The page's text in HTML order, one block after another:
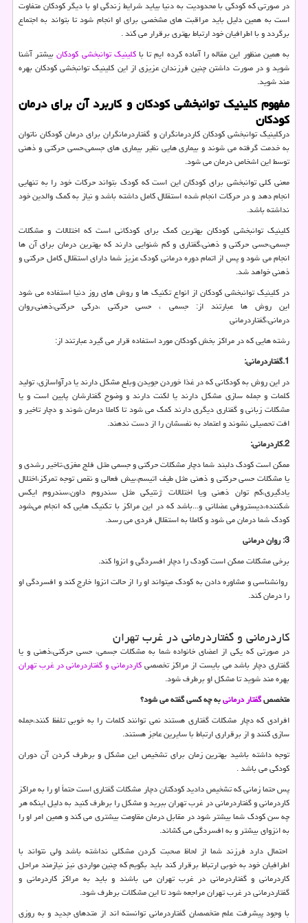
در صورتی که کودکی با محدودیت به دنیا بیاید شرایط زندگی او با دیگر کودکان متفاوت
است به همین دلیل باید مراقبت های مشخصی برای او انجام شود تا بتواند به اجتماع
برگردد و با اطرافیان خود ارتباط بهتری برقرار می کند .
به همین منظور این مقاله را آماده کرده ایم تا باکلینیک توانبخشی کودکانبیشتر آشنا
شوید و در صورت داشتن چنین فرزندان عزیزی از این کلینیک توانبخشی کودکان بهره
مند شوید.
مفهوم کلینیک توانبخشی کودکان و کاربرد آن برای درمان
کودکان
درکلینیک توانبخشی کودکان کاردرمانگران و گفتاردرمانگران برای درمان کودکان ناتوان
به خدمت گرفته می شوند و بیماری هایی نظیر بیماری های جسمی،حسی حرکتی و ذهنی
توسط این اشخاص درمان می شود.
معنی کلی توانبخشی برای کودکان این است که کودک بتواند حرکات خود را به تنهایی
انجام دهد و در حرکات انجام شده استقلال کامل داشته باشد و نیاز به کمک والدین خود
نداشته باشد.
کلینیک توانبخشی کودکان بهترین کمک برای کودکانی است که اختلالات و مشکلات
جسمی،حسی حرکتی و ذهنی،گفتاری و کم شنوایی دارند که بهترین درمان برای آن ها
انجام می شود و پس از اتمام دوره درمانی کودک عزیز شما دارای استقلال کامل حرکتی و
ذهنی خواهد شد.
در کلینیک توانبخشی کودکان از انواع تکنیک ها و روش های روز دنیا استفاده می شود
این روش ها عبارتند از: جسمی ، حسی حرکتی ،درکی حرکتی،ذهنی،روان
درمانی،گفتاردرمانی
رشته هایی که در مراکز بخش کودکان مورد استفاده قرار می گیرد عبارتند از:
1.گفتاردرمانی:
در این روش به کودکانی که در غذا خوردن جویدن وبلع مشکل دارند یا درآواسازی، تولید
کلمات و جمله سازی مشکل دارند یا لکنت دارند و وضوح گفتارشان پایین است و یا
مشکلات زبانی و گفتاری دیگری دارند کمک می شود تا کاملا درمان شوند و دچار تاخیر و
افت تحصیلی نشوند و اعتماد به نفسشان را از دست ندهند.
2.کاردرمانی:
ممکن است کودک دلبند شما دچار مشکلات حرکتی و جسمی مثل فلج مغزی،تاخیر رشدی و
یا مشکلات حسی حرکتی و ذهنی مثل طیف اتیسم،بیش فعالی و نقص توجه تمرکز،اختلال
یادگیری،کم توان ذهنی ویا اختلالات ژنتیکی مثل سندروم داون،سندروم ایکس
شکننده،دیستروفی عضلانی و...باشد که در این مراکز با تکنیک هایی که انجام می‌شود
کودک شما درمان می شود و کاملا به استقلال فردی می رسد.
3: روان درمانی
برخی مشکلات ممکن است کودک را دچار افسردگی و انزوا کند.
روانشناسی و مشاوره دادن به کودک میتواند او را از حالت انزوا خارج کند و افسردگی او
را درمان کند.
کاردرمانی و گفتاردرمانی در غرب تهران
در صورتی که یکی از اعضای خانواده شما به مشکلات جسمی، حسی حرکتی،ذهنی و یا
گفتاری دچار باشد می بایست از مراکز تخصصیکاردرمانی و گفتاردرمانی در غرب تهران
بهره مند شوید تا مشکل او برطرف شود.
متخصصگفتار درمانیبه چه کسی گفته می شود؟
افرادی که دچار مشکلات گفتاری هستند نمی توانند کلمات را به خوبی تلفظ کنند،جمله
سازی کنند و از برقراری ارتباط با سایرین عاجز هستند.
توجه داشته باشید بهترین زمان برای تشخیص این مشکل و برطرف کردن آن دوران
کودکی می باشد .
پس حتما زمانی که تشخیص دادید کودکتان دچار مشکلات گفتاری است حتماً او را به مراکز
کاردرمانی و گفتاردرمانی در غرب تهران ببرید و مشکل را برطرف کنید به دلیل اینکه هر
چه سن کودک شما بیشتر شود در مقابل درمان مقاومت بیشتری می کند و همین امر او را
به انزوای بیشتر و به افسردگی می کشاند.
احتمال دارد فرزند شما از لحاظ صحبت کردن مشکلی نداشته باشد ولی نتواند با
اطرافیان خود به خوبی ارتباط برقرار کند باید بگویم که چنین مواردی نیز نیازمند مراحل
کاردرمانی و گفتاردرمانی در غرب تهران می ‌باشند و باید به مراکز کاردرمانی و
گفتاردرمانی در غرب تهران مراجعه شود تا این مشکلات برطرف شود.
با وجود پیشرفت علم متخصصان گفتاردرمانی توانسته‌ اند از متدهای جدید و به روزی